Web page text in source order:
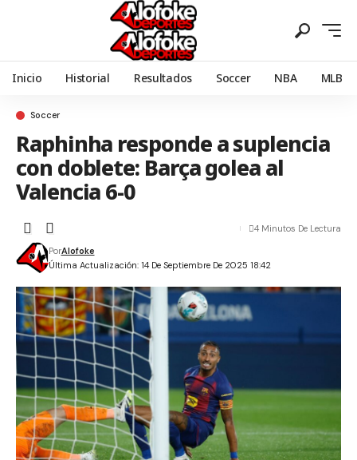
Inicio Historial Resultados Soccer NBA MLB
Soccer
Raphinha responde a suplencia
con doblete: Barça golea al
Valencia 6-0
Última Actualización: 14 De Septiembre De 2025 18:42
PorAlofoke
4 Minutos De Lectura